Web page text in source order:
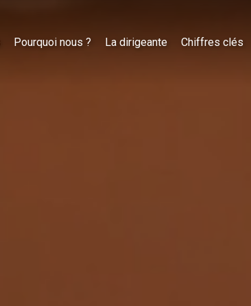
Pourquoi nous ? La dirigeante Chiffres clés